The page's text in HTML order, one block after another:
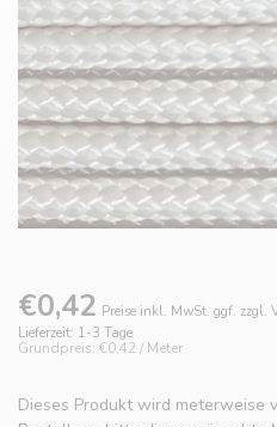
€0,42 Preise inkl. MwSt. ggf. zzgl.
Lieferzeit: 1-3 Tage
Grundpreis: €0,42 / Meter
Dieses Produkt wird meterweise